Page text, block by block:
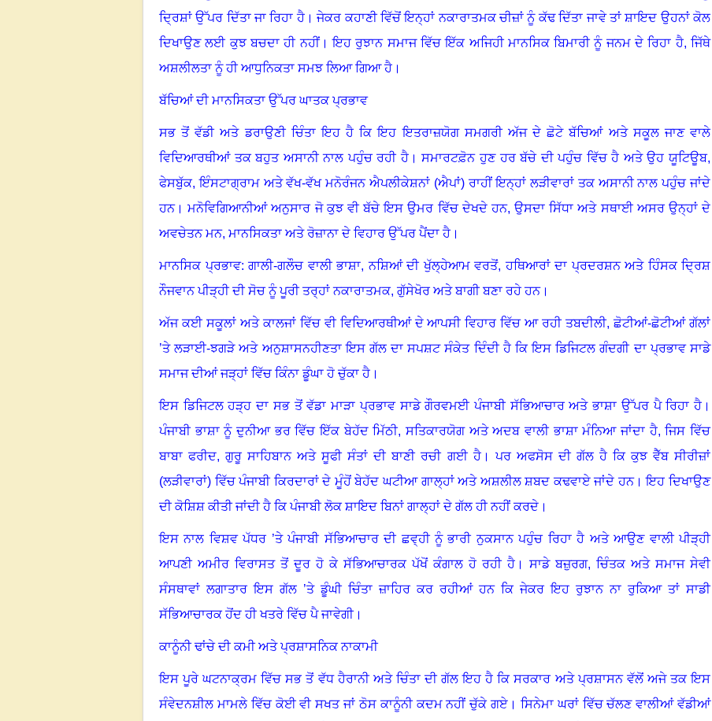
ਦ੍ਰਿਸ਼ਾਂ ਉੱਪਰ ਦਿੱਤਾ ਜਾ ਰਿਹਾ ਹੈ।ਜੇਕਰ ਕਹਾਣੀ ਵਿੱਚੋਂ ਇਨ੍ਹਾਂ ਨਕਾਰਾਤਮਕ ਚੀਜ਼ਾਂ ਨੂੰ ਕੱਢ ਦਿੱਤਾ ਜਾਵੇ ਤਾਂ ਸ਼ਾਇਦ ਉਹਨਾਂ ਕੋਲ
ਦਿਖਾਉਣ ਲਈ ਕੁਝ ਬਚਦਾ ਹੀ ਨਹੀਂ।ਇਹ ਰੁਝਾਨ ਸਮਾਜ ਵਿੱਚ ਇੱਕ ਅਜਿਹੀ ਮਾਨਸਿਕ ਬਿਮਾਰੀ ਨੂੰ ਜਨਮ ਦੇ ਰਿਹਾ ਹੈ,ਜਿੱਥੇ
ਅਸ਼ਲੀਲਤਾ ਨੂੰ ਹੀ ਆਧੁਨਿਕਤਾ ਸਮਝ ਲਿਆ ਗਿਆ ਹੈ ।
ਬੱਚਿਆਂ ਦੀ ਮਾਨਸਿਕਤਾ ਉੱਪਰ ਘਾਤਕ ਪ੍ਰਭਾਵ
ਸਭ ਤੋਂ ਵੱਡੀ ਅਤੇ ਡਰਾਉਣੀ ਚਿੰਤਾ ਇਹ ਹੈ ਕਿ ਇਹ ਇਤਰਾਜ਼ਯੋਗ ਸਮਗਰੀ ਅੱਜ ਦੇ ਛੋਟੇ ਬੱਚਿਆਂ ਅਤੇ ਸਕੂਲ ਜਾਣ ਵਾਲੇ
ਵਿਦਿਆਰਥੀਆਂ ਤਕ ਬਹੁਤ ਅਸਾਨੀ ਨਾਲ ਪਹੁੰਚ ਰਹੀ ਹੈ।ਸਮਾਰਟਫ਼ੋਨ ਹੁਣ ਹਰ ਬੱਚੇ ਦੀ ਪਹੁੰਚ ਵਿੱਚ ਹੈ ਅਤੇ ਉਹ ਯੂਟਿਊਬ,
ਫੇਸਬੁੱਕ,ਇੰਸਟਾਗ੍ਰਾਮ ਅਤੇ ਵੱਖ-ਵੱਖ ਮਨੋਰੰਜਨ ਐਪਲੀਕੇਸ਼ਨਾਂ (ਐਪਾਂ) ਰਾਹੀਂ ਇਨ੍ਹਾਂ ਲੜੀਵਾਰਾਂ ਤਕ ਅਸਾਨੀ ਨਾਲ ਪਹੁੰਚ ਜਾਂਦੇ
ਹਨ।ਮਨੋਵਿਗਿਆਨੀਆਂ ਅਨੁਸਾਰ ਜੋ ਕੁਝ ਵੀ ਬੱਚੇ ਇਸ ਉਮਰ ਵਿੱਚ ਦੇਖਦੇ ਹਨ,ਉਸਦਾ ਸਿੱਧਾ ਅਤੇ ਸਥਾਈ ਅਸਰ ਉਨ੍ਹਾਂ ਦੇ
ਅਵਚੇਤਨ ਮਨ, ਮਾਨਸਿਕਤਾ ਅਤੇ ਰੋਜ਼ਾਨਾ ਦੇ ਵਿਹਾਰ ਉੱਪਰ ਪੈਂਦਾ ਹੈ ।
ਮਾਨਸਿਕ ਪ੍ਰਭਾਵ: ਗਾਲੀ-ਗਲੌਚ ਵਾਲੀ ਭਾਸ਼ਾ,ਨਸ਼ਿਆਂ ਦੀ ਖੁੱਲ੍ਹੇਆਮ ਵਰਤੋਂ,ਹਥਿਆਰਾਂ ਦਾ ਪ੍ਰਦਰਸ਼ਨ ਅਤੇ ਹਿੰਸਕ ਦ੍ਰਿਸ਼
ਨੌਜਵਾਨ ਪੀੜ੍ਹੀ ਦੀ ਸੋਚ ਨੂੰ ਪੂਰੀ ਤਰ੍ਹਾਂ ਨਕਾਰਾਤਮਕ, ਗੁੱਸੇਖੋਰ ਅਤੇ ਬਾਗੀ ਬਣਾ ਰਹੇ ਹਨ।
ਅੱਜ ਕਈ ਸਕੂਲਾਂ ਅਤੇ ਕਾਲਜਾਂ ਵਿੱਚ ਵੀ ਵਿਦਿਆਰਥੀਆਂ ਦੇ ਆਪਸੀ ਵਿਹਾਰ ਵਿੱਚ ਆ ਰਹੀ ਤਬਦੀਲੀ,ਛੋਟੀਆਂ-ਛੋਟੀਆਂ ਗੱਲਾਂ
’ਤੇ ਲੜਾਈ-ਝਗੜੇ ਅਤੇ ਅਨੁਸ਼ਾਸਨਹੀਣਤਾ ਇਸ ਗੱਲ ਦਾ ਸਪਸ਼ਟ ਸੰਕੇਤ ਦਿੰਦੀ ਹੈ ਕਿ ਇਸ ਡਿਜਿਟਲ ਗੰਦਗੀ ਦਾ ਪ੍ਰਭਾਵ ਸਾਡੇ
ਸਮਾਜ ਦੀਆਂ ਜੜ੍ਹਾਂ ਵਿੱਚ ਕਿੰਨਾ ਡੂੰਘਾ ਹੋ ਚੁੱਕਾ ਹੈ ।
ਇਸ ਡਿਜਿਟਲ ਹੜ੍ਹ ਦਾ ਸਭ ਤੋਂ ਵੱਡਾ ਮਾੜਾ ਪ੍ਰਭਾਵ ਸਾਡੇ ਗੌਰਵਮਈ ਪੰਜਾਬੀ ਸੱਭਿਆਚਾਰ ਅਤੇ ਭਾਸ਼ਾ ਉੱਪਰ ਪੈ ਰਿਹਾ ਹੈ ।
ਪੰਜਾਬੀ ਭਾਸ਼ਾ ਨੂੰ ਦੁਨੀਆ ਭਰ ਵਿੱਚ ਇੱਕ ਬੇਹੱਦ ਮਿੱਠੀ,ਸਤਿਕਾਰਯੋਗ ਅਤੇ ਅਦਬ ਵਾਲੀ ਭਾਸ਼ਾ ਮੰਨਿਆ ਜਾਂਦਾ ਹੈ,ਜਿਸ ਵਿੱਚ
ਬਾਬਾ ਫਰੀਦ,ਗੁਰੂ ਸਾਹਿਬਾਨ ਅਤੇ ਸੂਫੀ ਸੰਤਾਂ ਦੀ ਬਾਣੀ ਰਚੀ ਗਈ ਹੈ।ਪਰ ਅਫਸੋਸ ਦੀ ਗੱਲ ਹੈ ਕਿ ਕੁਝ ਵੈੱਬ ਸੀਰੀਜ਼ਾਂ
(ਲੜੀਵਾਰਾਂ) ਵਿੱਚ ਪੰਜਾਬੀ ਕਿਰਦਾਰਾਂ ਦੇ ਮੂੰਹੋਂ ਬੇਹੱਦ ਘਟੀਆ ਗਾਲ੍ਹਾਂ ਅਤੇ ਅਸ਼ਲੀਲ ਸ਼ਬਦ ਕਢਵਾਏ ਜਾਂਦੇ ਹਨ।ਇਹ ਦਿਖਾਉਣ
ਦੀ ਕੋਸ਼ਿਸ਼ ਕੀਤੀ ਜਾਂਦੀ ਹੈ ਕਿ ਪੰਜਾਬੀ ਲੋਕ ਸ਼ਾਇਦ ਬਿਨਾਂ ਗਾਲ੍ਹਾਂ ਦੇ ਗੱਲ ਹੀ ਨਹੀਂ ਕਰਦੇ ।
ਇਸ ਨਾਲ ਵਿਸ਼ਵ ਪੱਧਰ ’ਤੇ ਪੰਜਾਬੀ ਸੱਭਿਆਚਾਰ ਦੀ ਛਵ੍ਹੀ ਨੂੰ ਭਾਰੀ ਨੁਕਸਾਨ ਪਹੁੰਚ ਰਿਹਾ ਹੈ ਅਤੇ ਆਉਣ ਵਾਲੀ ਪੀੜ੍ਹੀ
ਆਪਣੀ ਅਮੀਰ ਵਿਰਾਸਤ ਤੋਂ ਦੂਰ ਹੋ ਕੇ ਸੱਭਿਆਚਾਰਕ ਪੱਖੋਂ ਕੰਗਾਲ ਹੋ ਰਹੀ ਹੈ । ਸਾਡੇ ਬਜ਼ੁਰਗ, ਚਿੰਤਕ ਅਤੇ ਸਮਾਜ ਸੇਵੀ
ਸੰਸਥਾਵਾਂ ਲਗਾਤਾਰ ਇਸ ਗੱਲ ’ਤੇ ਡੂੰਘੀ ਚਿੰਤਾ ਜ਼ਾਹਿਰ ਕਰ ਰਹੀਆਂ ਹਨ ਕਿ ਜੇਕਰ ਇਹ ਰੁਝਾਨ ਨਾ ਰੁਕਿਆ ਤਾਂ ਸਾਡੀ
ਸੱਭਿਆਚਾਰਕ ਹੋਂਦ ਹੀ ਖਤਰੇ ਵਿੱਚ ਪੈ ਜਾਵੇਗੀ।
ਕਾਨੂੰਨੀ ਢਾਂਚੇ ਦੀ ਕਮੀ ਅਤੇ ਪ੍ਰਸ਼ਾਸਨਿਕ ਨਾਕਾਮੀ
ਇਸ ਪੂਰੇ ਘਟਨਾਕ੍ਰਮ ਵਿੱਚ ਸਭ ਤੋਂ ਵੱਧ ਹੈਰਾਨੀ ਅਤੇ ਚਿੰਤਾ ਦੀ ਗੱਲ ਇਹ ਹੈ ਕਿ ਸਰਕਾਰ ਅਤੇ ਪ੍ਰਸ਼ਾਸਨ ਵੱਲੋਂ ਅਜੇ ਤਕ ਇਸ
ਸੰਵੇਦਨਸ਼ੀਲ ਮਾਮਲੇ ਵਿੱਚ ਕੋਈ ਵੀ ਸਖਤ ਜਾਂ ਠੋਸ ਕਾਨੂੰਨੀ ਕਦਮ ਨਹੀਂ ਚੁੱਕੇ ਗਏ । ਸਿਨੇਮਾ ਘਰਾਂ ਵਿੱਚ ਚੱਲਣ ਵਾਲੀਆਂ ਵੱਡੀਆਂ